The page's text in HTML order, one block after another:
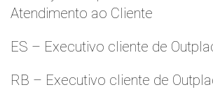
Atendimento ao Cliente
ES – Executivo cliente de
RB – Executivo cliente de